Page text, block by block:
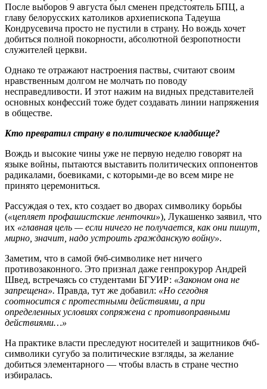
После выборов 9 августа был сменен предстоятель БПЦ, а
главу белорусских католиков архиепископа Тадеуша
Кондрусевича просто не пустили в страну. Но вождь хочет
добиться полной покорности, абсолютной безропотности
служителей церкви.
Однако те отражают настроения паствы, считают своим
нравственным долгом не молчать по поводу
несправедливости. И этот нажим на видных представителей
основных конфессий тоже будет создавать линии напряжения
в обществе.
Кто превратил страну в политическое кладбище?
Вождь и высокие чины уже не первую неделю говорят на
языке войны, пытаются выставить политических оппонентов
радикалами, боевиками, с которыми-де во всем мире не
принято церемониться.
Рассуждая о тех, кто создает во дворах символику борьбы
(«цепляет профашистские ленточки»), Лукашенко заявил, что
их «главная цель — если ничего не получается, как они пишут,
мирно, значит, надо устроить гражданскую войну».
Заметим, что в самой бчб-символике нет ничего
противозаконного. Это признал даже генпрокурор Андрей
Швед, встречаясь со студентами БГУИР: «Законом она не
запрещена». Правда, тут же добавил: «Но сегодня
соотносится с протестными действиями, а при
определенных условиях сопряжена с противоправными
действиями…»
На практике власти преследуют носителей и защитников бчб-
символики сугубо за политические взгляды, за желание
добиться элементарного — чтобы власть в стране честно
избиралась.